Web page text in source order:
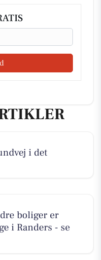
i det
boliger er
i Randers - se